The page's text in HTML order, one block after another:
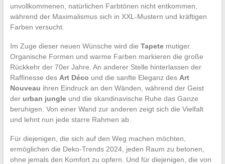
unvollkommenen, natürlichen Farbtönen nicht entkommen,
während der Maximalismus sich in XXL-Mustern und kräftigen
Farben versucht.
Im Zuge dieser neuen Wünsche wird die Tapetemutiger.
Organische Formen und warme Farben markieren die große
Rückkehr der 70er Jahre. An anderer Stelle hinterlassen der
Raffinesse des Art Déco und die sanfte Eleganz des Art
Nouveau ihren Eindruck an den Wänden, während der Geist
der urban jungleund die skandinavische Ruhe das Ganze
beruhigen. Von einer Wand zur anderen zeigt sich die Vielfalt
und lehnt nun jede starre Rahmen ab.
Für diejenigen, die sich auf den Weg machen möchten,
ermöglichen die Deko-Trends 2024, jeden Raum zu betonen,
ohne jemals den Komfort zu opfern. Und für diejenigen, die von